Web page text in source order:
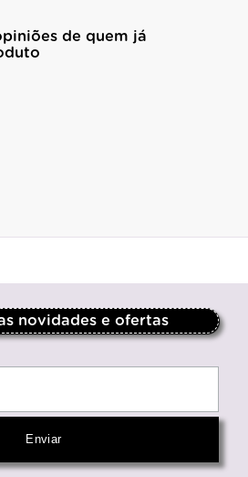
de quem já
novidades e ofertas